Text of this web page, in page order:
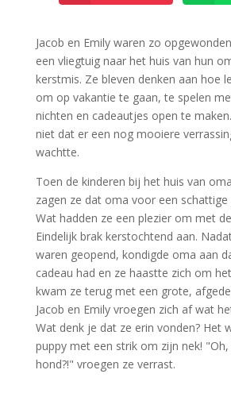
Jacob en Emily waren zo
een vliegtuig naar het huis van hun
kerstmis. Ze bleven denken aan hoe
om op vakantie te gaan, te spelen
nichten en cadeautjes open te
niet dat er een nog mooiere
wachtte.
Toen de kinderen bij het huis van
zagen ze dat oma voor een schattige
Wat hadden ze een plezier om met
Eindelijk brak kerstochtend aan.
waren geopend, kondigde oma aan
cadeau had en ze haastte zich om
kwam ze terug met een grote,
Jacob en Emily vroegen zich af wat
Wat denk je dat ze erin vonden? Het
puppy met een strik om zijn nek!
hond?!" vroegen ze verrast.